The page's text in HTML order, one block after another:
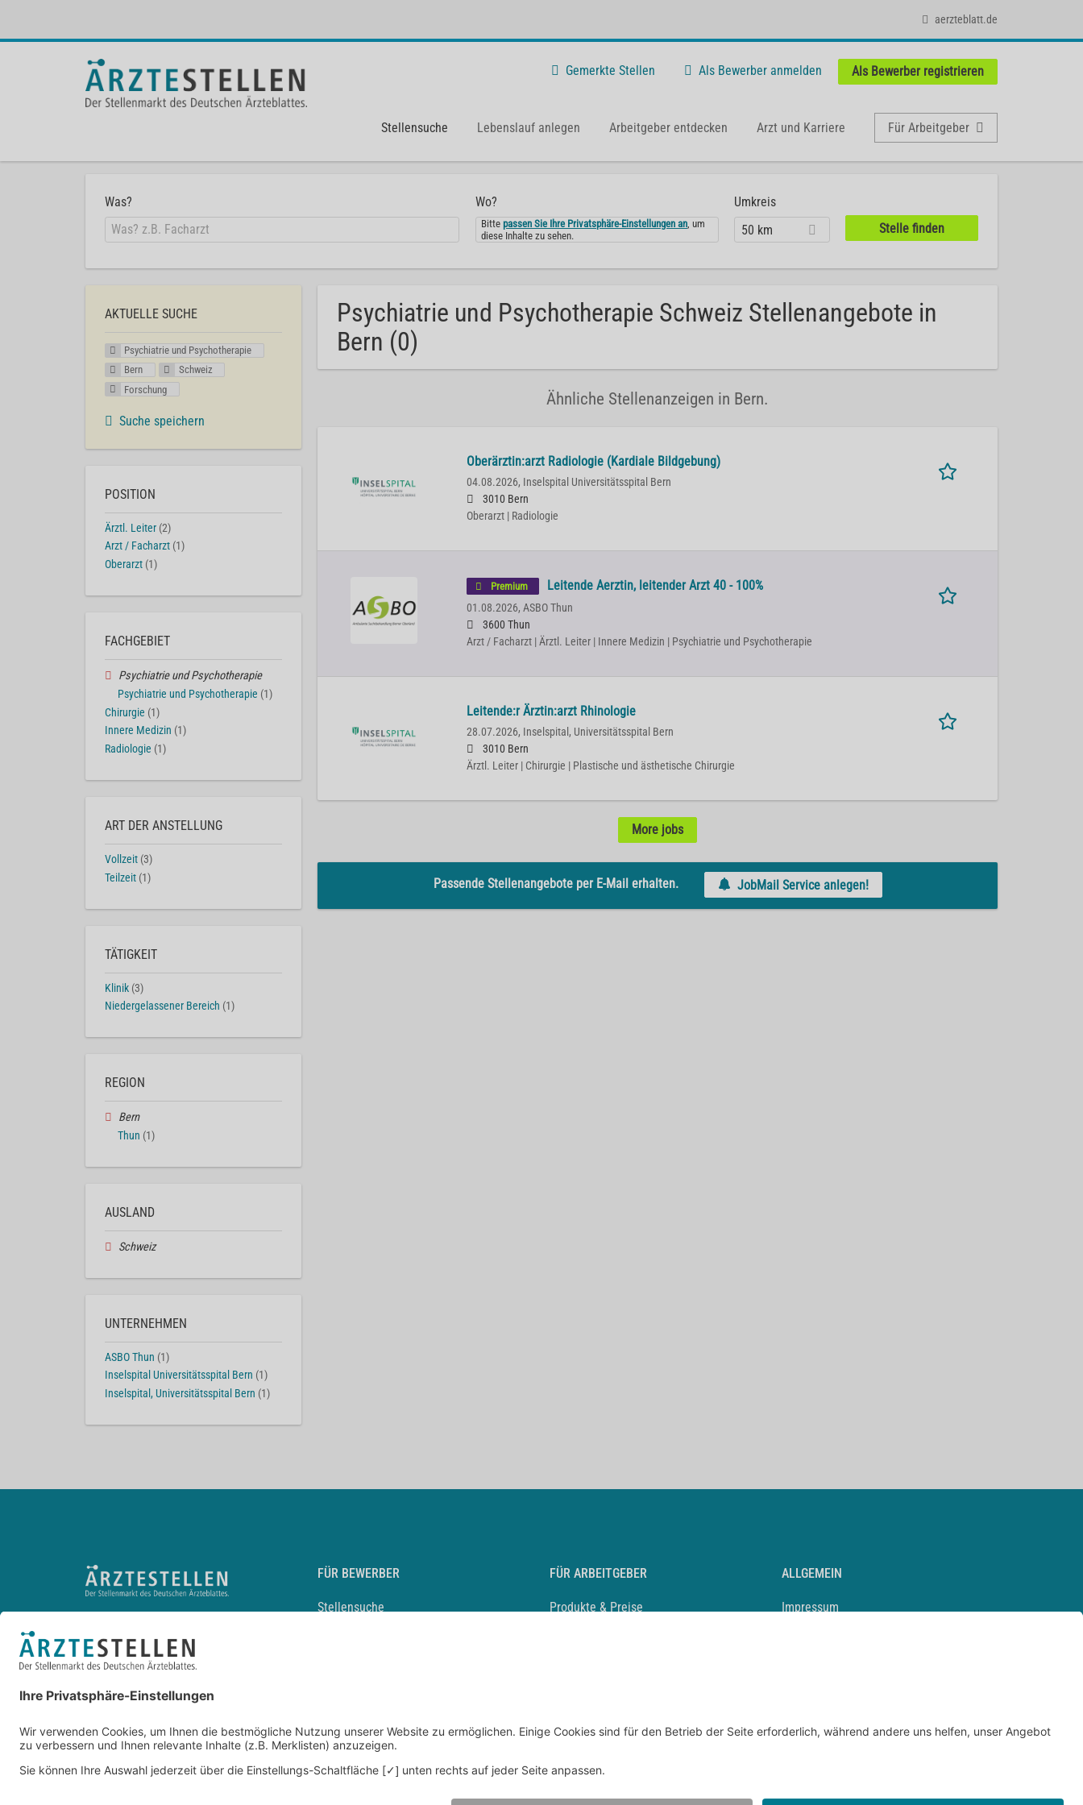
aerzteblatt.de
Gemerkte Stellen Als Bewerber anmelden Als Bewerber registrieren
Stellensuche Lebenslauf anlegen Arbeitgeber entdecken Arzt und Karriere Für Arbeitgeber
Was? Wo?
Bittepassen Sie Ihre Privatsphäre-Einstellungen an, um
diese Inhalte zu sehen.
Umkreis
50 km
Psychiatrie und Psychotherapie Schweiz Stellenangebote in
Bern (0)
Ähnliche Stellenanzeigen in Bern.
Oberärztin:arzt Radiologie (Kardiale Bildgebung)
04.08.2026, Inselspital Universitätsspital Bern
3010 Bern
Oberarzt | Radiologie
Premium Leitende Aerztin, leitender Arzt 40 - 100%
01.08.2026, ASBO Thun
3600 Thun
Arzt / Facharzt | Ärztl. Leiter | Innere Medizin | Psychiatrie und Psychotherapie
Leitende:r Ärztin:arzt Rhinologie
28.07.2026, Inselspital, Universitätsspital Bern
3010 Bern
Ärztl. Leiter | Chirurgie | Plastische und ästhetische Chirurgie
More jobs
Passende Stellenangebote per E-Mail erhalten. JobMail Service anlegen!
AKTUELLE SUCHE
Psychiatrie und Psychotherapie
Bern
Schweiz
Forschung
Suche speichern
POSITION
Ärztl. Leiter (2)
Arzt / Facharzt (1)
Oberarzt (1)
FACHGEBIET
Psychiatrie und Psychotherapie
Psychiatrie und Psychotherapie (1)
Chirurgie (1)
Innere Medizin (1)
Radiologie (1)
ART DER ANSTELLUNG
Vollzeit (3)
Teilzeit (1)
TÄTIGKEIT
Klinik (3)
Niedergelassener Bereich (1)
REGION
Bern
Thun (1)
AUSLAND
Schweiz
UNTERNEHMEN
ASBO Thun (1)
Inselspital Universitätsspital Bern (1)
Inselspital, Universitätsspital Bern (1)
FÜR BEWERBER
Stellensuche
Durchsuchen Sie den Stellenkatalog
FÜR ARBEITGEBER
Produkte & Preise
ALLGEMEIN
Impressum